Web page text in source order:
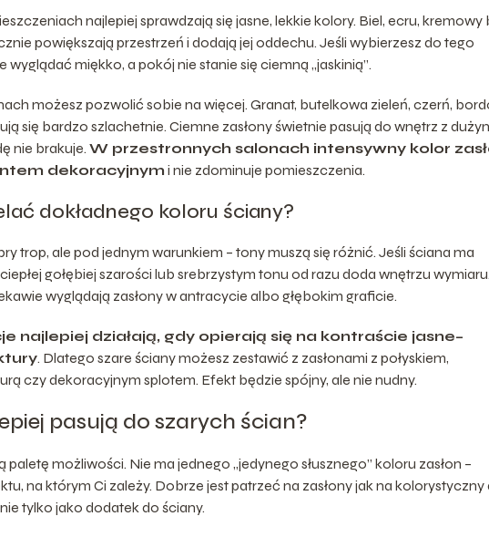
najlepiej sprawdzają się jasne, lekkie kolory. Biel, ecru, kremowy
powiększają przestrzeń i dodają jej oddechu. Jeśli wybierzesz do tego
miękko, a pokój nie stanie się ciemną „jaskinią”.
możesz pozwolić sobie na więcej. Granat, butelkowa zieleń, czerń,
się bardzo szlachetnie. Ciemne zasłony świetnie pasują do wnętrz z
nie brakuje. W przestronnych salonach intensywny kolor
dekoracyjnym i nie zdominuje pomieszczenia.
dokładnego koloru ściany?
trop, ale pod jednym warunkiem – tony muszą się różnić. Jeśli ściana ma
gołębiej szarości lub srebrzystym tonu od razu doda wnętrzu
wyglądają zasłony w antracycie albo głębokim graficie.
najlepiej działają, gdy opierają się na kontraście jasne–
. Dlatego szare ściany możesz zestawić z zasłonami z połyskiem,
czy dekoracyjnym splotem. Efekt będzie spójny, ale nie nudny.
pasują do szarych ścian?
możliwości. Nie ma jednego „jedynego słusznego” koloru zasłon –
na którym Ci zależy. Dobrze jest patrzeć na zasłony jak na kolorystyczny
tylko jako dodatek do ściany.